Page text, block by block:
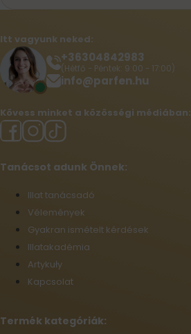
Itt vagyunk neked:
+36304842983
(Hétfő - Péntek: 9:00 - 17:00)
info@parfen.hu
Kövess minket a közösségi médiában:
Tanácsot adunk Önnek:
Illat tanácsadó
Vélemények
Gyakran ismételt kérdések
Illatakadémia
Artykuły
Kapcsolat
Termék kategóriák: